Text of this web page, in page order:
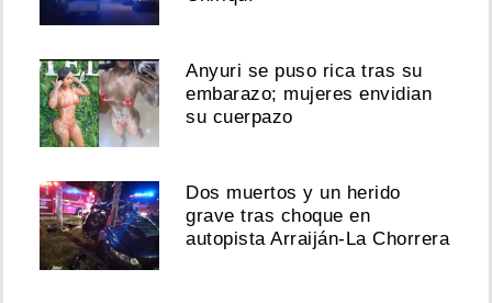
Anyuri se puso rica tras su
embarazo; mujeres envidian
su cuerpazo
Dos muertos y un herido
grave tras choque en
autopista Arraiján-La Chorrera